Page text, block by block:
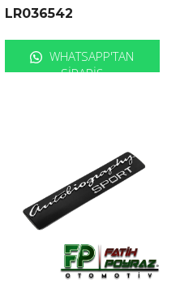
LR036542
WHATSAPP'TAN
SIPARIŞ